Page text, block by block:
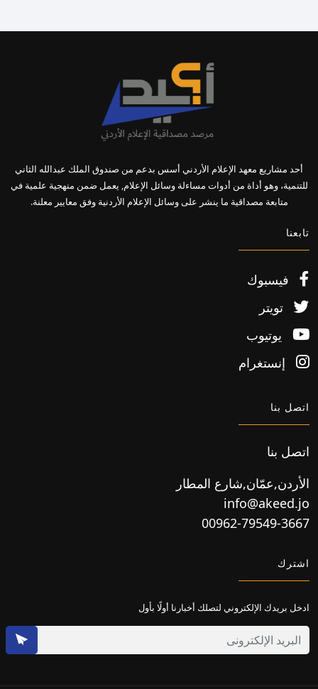
أحد مشاريع معهد الإعلام الأردني أسس بدعم من صندوق الملك عبدالله الثاني
للتنمية، وهو أداة من أدوات مساءلة وسائل الإعلام, يعمل ضمن منهجية علمية في
متابعة مصداقية ما ينشر على وسائل الإعلام الأردنية وفق معايير معلنة.
تابعنا
فيسبوك
تويتر
يوتيوب
إنستغرام
اتصل بنا
اتصل بنا
الأردن,عمّان,شارع المطار
info@akeed.jo
00962-79549-3667
اشترك
ادخل بريدك الإلكتروني لتصلك أخبارنا أولًا بأول